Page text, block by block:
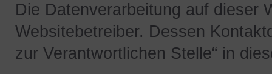
Die Datenverarbeitung auf dieser
Websitebetreiber. Dessen
zur Verantwortlichen Stelle“ in